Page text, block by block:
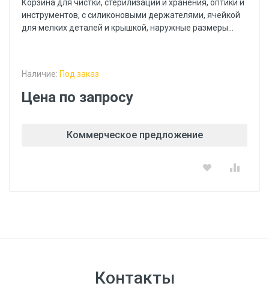
Корзина для чистки, стерилизации и хранения, оптики и
инструментов, с силиконовыми держателями, ячейкой
для мелких деталей и крышкой, наружные размеры...
Наличие: Под заказ
Цена по запросу
Коммерческое предложение
Контакты